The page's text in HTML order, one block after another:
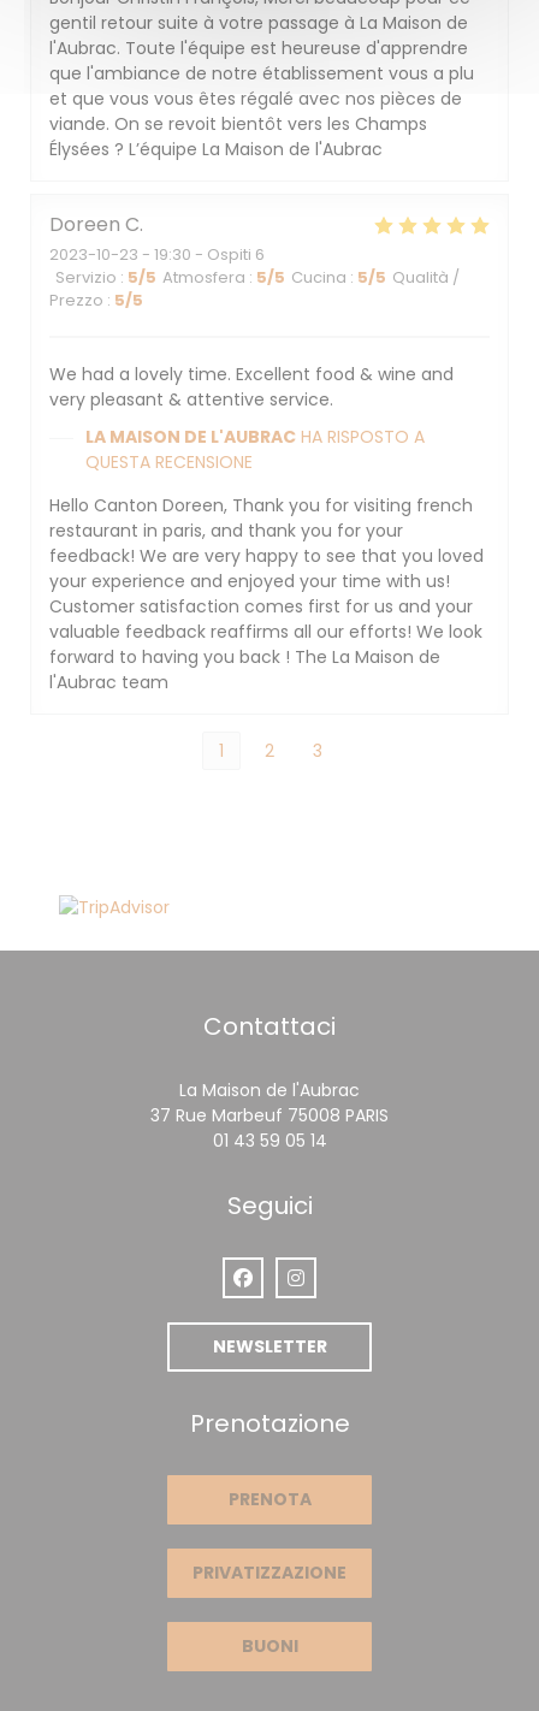
gentil retour suite à votre passage à La Maison de
l'Aubrac. Toute l'équipe est heureuse d'apprendre
que l'ambiance de notre établissement vous a plu
et que vous vous êtes régalé avec nos pièces de
viande. On se revoit bientôt vers les Champs
Élysées ? L’équipe La Maison de l'Aubrac
Doreen C
2023-10-23 - 19:30 - Ospiti 6
Servizio : 5/5 Atmosfera : 5/5 Cucina : 5/5 Qualità /
Prezzo : 5/5
We had a lovely time. Excellent food & wine and
very pleasant & attentive service.
LA MAISON DE L'AUBRAC HA RISPOSTO A
QUESTA RECENSIONE
Hello Canton Doreen, Thank you for visiting french
restaurant in paris, and thank you for your
feedback! We are very happy to see that you loved
your experience and enjoyed your time with us!
Customer satisfaction comes first for us and your
valuable feedback reaffirms all our efforts! We look
forward to having you back ! The La Maison de
l'Aubrac team
1 2 3
Contattaci
La Maison de l'Aubrac
37 Rue Marbeuf 75008 PARIS
01 43 59 05 14
Seguici
Facebook ((apre una nuova
Instagram ((apre una
NEWSLETTER
Prenotazione
PRENOTA
PRIVATIZZAZIONE
BUONI